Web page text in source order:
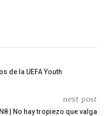
de la UEFA Youth
next post
| No hay tropiezo que valga